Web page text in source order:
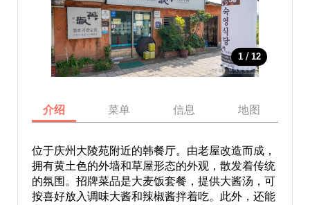
1 / 12
介绍 菜单 信息 地图
位于庆州大陵苑附近的韩餐厅。由老屋改造而成，
拥有黄土色的外墙和草屋形态的外观，散发着传统
的氛围。招牌菜品是大麦饭套餐，提供大酱汤，可
按喜好放入调味大酱和辣椒酱拌着吃。此外，还能